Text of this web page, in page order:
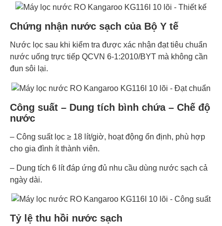
Chứng nhận nước sạch của Bộ Y tế
Nước lọc sau khi kiểm tra được xác nhận đạt tiêu chuẩn
nước uống trực tiếp QCVN 6-1:2010/BYT mà không cần
đun sôi lại.
Công suất – Dung tích bình chứa – Chế độ
nước
– Công suất lọc ≥ 18 lít/giờ, hoạt động ổn định, phù hợp
cho gia đình ít thành viên.
– Dung tích 6 lít đáp ứng đủ nhu cầu dùng nước sạch cả
ngày dài.
Tỷ lệ thu hồi nước sạch